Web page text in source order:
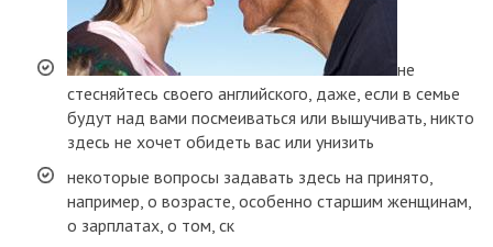
не
стесняйтесь своего английского, даже, если в семье
будут над вами посмеиваться или вышучивать, никто
здесь не хочет обидеть вас или унизить
некоторые вопросы задавать здесь на принято,
например, о возрасте, особенно старшим женщинам,
о зарплатах, о том, ск